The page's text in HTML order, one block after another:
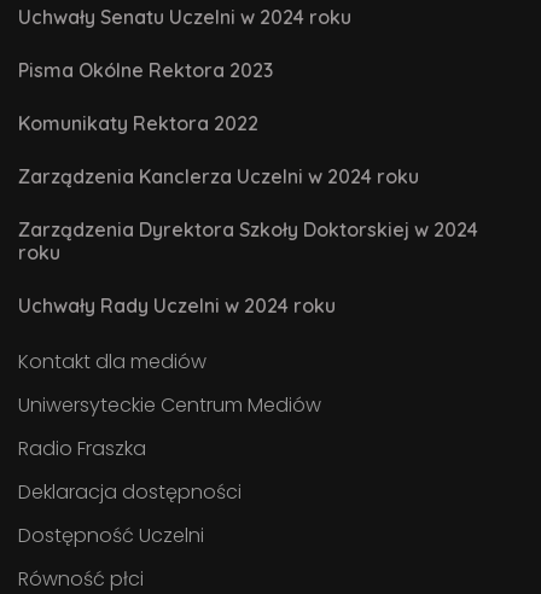
Uchwały Senatu Uczelni w 2024 roku
Pisma Okólne Rektora 2023
Komunikaty Rektora 2022
Zarządzenia Kanclerza Uczelni w 2024 roku
Zarządzenia Dyrektora Szkoły Doktorskiej w 2024
roku
Uchwały Rady Uczelni w 2024 roku
Kontakt dla mediów
Uniwersyteckie Centrum Mediów
Radio Fraszka
Deklaracja dostępności
Dostępność Uczelni
Równość płci